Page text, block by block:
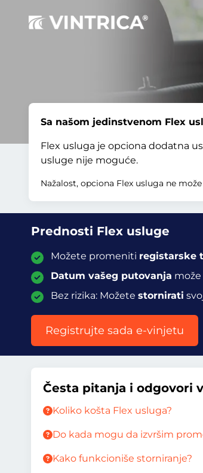
Sa našom jedinstvenom Flex
Flex usluga je opciona dodatna
usluge nije moguće.
Nažalost, opciona Flex usluga ne
Prednosti Flex usluge
Možete promeniti registarske
Datum vašeg putovanja
Bez rizika: Možete stornirati
Registrujte sada e-vinjetu
Česta pitanja i odgovori
Koliko košta Flex usluga?
Do kada mogu da izvršim
Kako funkcioniše storniranje?